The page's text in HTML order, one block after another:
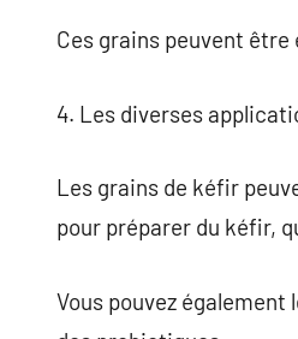
Ces grains peuvent
4. Les diverses
Les grains de kéfir
pour préparer du kéfir,
Vous pouvez